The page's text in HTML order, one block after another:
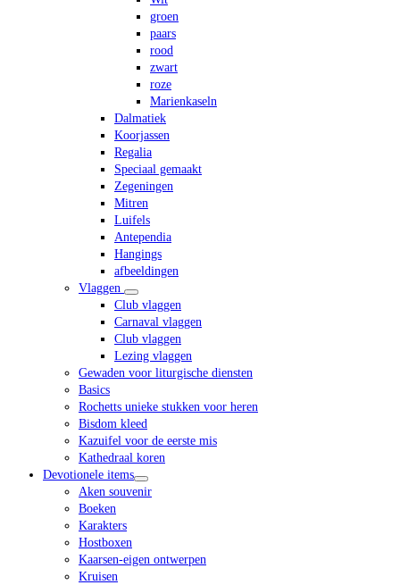
groen
paars
rood
zwart
roze
Marienkaseln
Dalmatiek
Koorjassen
Regalia
Speciaal gemaakt
Zegeningen
Mitren
Luifels
Antependia
Hangings
afbeeldingen
Vlaggen
Club vlaggen
Carnaval vlaggen
Club vlaggen
Lezing vlaggen
Gewaden voor liturgische diensten
Basics
Rochetts unieke stukken voor heren
Bisdom kleed
Kazuifel voor de eerste mis
Kathedraal koren
Devotionele items
Aken souvenir
Boeken
Karakters
Hostboxen
Kaarsen-eigen ontwerpen
Kruisen